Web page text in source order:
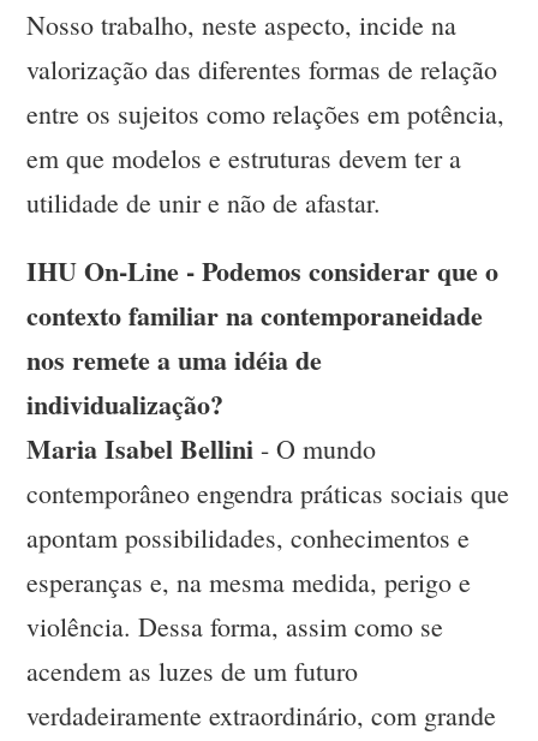
Nosso trabalho, neste aspecto, incide na
valorização das diferentes formas de relação
entre os sujeitos como relações em potência,
em que modelos e estruturas devem ter a
utilidade de unir e não de afastar.
IHU On-Line - Podemos considerar que o
contexto familiar na contemporaneidade
nos remete a uma idéia de
individualização?
Maria Isabel Bellini - O mundo
contemporâneo engendra práticas sociais que
apontam possibilidades, conhecimentos e
esperanças e, na mesma medida, perigo e
violência. Dessa forma, assim como se
acendem as luzes de um futuro
verdadeiramente extraordinário, com grande